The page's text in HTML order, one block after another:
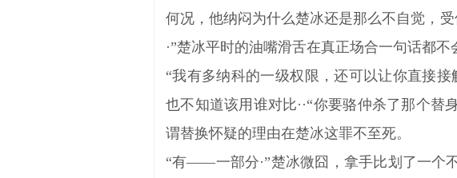
何况，他纳闷为什么楚冰还是那么不自觉，
·”楚冰平时的油嘴滑舌在真正场合一句话都
“我有多纳科的一级权限，还可以让你直接
也不知道该用谁对比··“你要骆仲杀了那个替
谓替换怀疑的理由在楚冰这罪不至死。
“有——一部分·”楚冰微囧，拿手比划了一个